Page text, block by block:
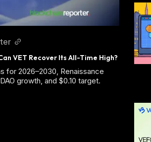
VET Recover Its All-Time High?
for 2026–2030, Renaissance
growth, and $0.10 target.